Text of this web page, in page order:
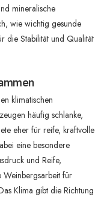
mineralische
wie wichtig gesunde
die Stabilität und Qualität
klimatischen
häufig schlanke,
eher für reife, kraftvolle
eine besondere
und Reife,
für
Klima gibt die Richtung